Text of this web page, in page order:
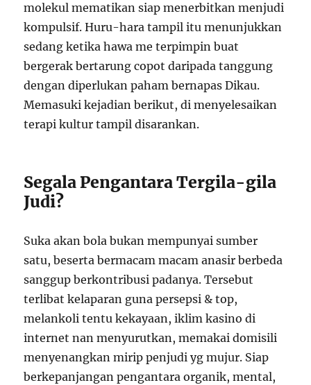
molekul mematikan siap menerbitkan menjudi
kompulsif. Huru-hara tampil itu menunjukkan
sedang ketika hawa me terpimpin buat
bergerak bertarung copot daripada tanggung
dengan diperlukan paham bernapas Dikau.
Memasuki kejadian berikut, di menyelesaikan
terapi kultur tampil disarankan.
Segala Pengantara Tergila-gila
Judi?
Suka akan bola bukan mempunyai sumber
satu, beserta bermacam macam anasir berbeda
sanggup berkontribusi padanya. Tersebut
terlibat kelaparan guna persepsi & top,
melankoli tentu kekayaan, iklim kasino di
internet nan menyurutkan, memakai domisili
menyenangkan mirip penjudi yg mujur. Siap
berkepanjangan pengantara organik, mental,